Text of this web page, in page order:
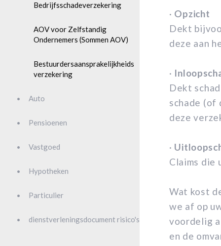
Bedrijfsschadeverzekering
AOV voor Zelfstandig
Ondernemers (Sommen AOV)
Bestuurdersaansprakelijkheids
verzekering
Auto
Pensioenen
Vastgoed
Hypotheken
Particulier
dienstverleningsdocument risico's
· Opzicht
Dekt
deze aan
·
Dekt
schade (of
deze
·
Claims die
Wat kost
we af op
voordelig
en de